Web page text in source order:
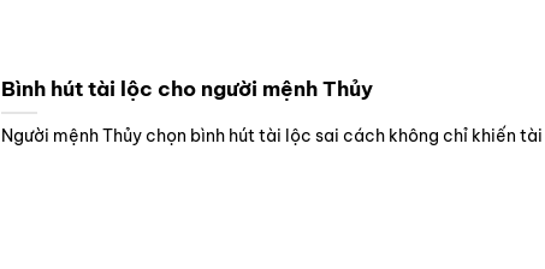
Bình hút tài lộc cho người mệnh Thủy
Người mệnh Thủy chọn bình hút tài lộc sai cách không chỉ khiến